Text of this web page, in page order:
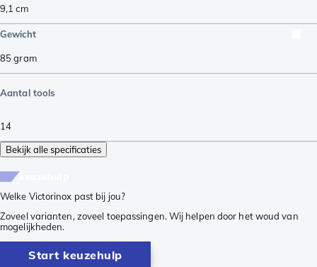
9,1 cm
Gewicht
85gram
Aantal tools
14
Bekijk alle specificaties
Welke Victorinox past bij jou?
Zoveel varianten, zoveel toepassingen. Wij helpen door het woud van
mogelijkheden.
Start keuzehulp